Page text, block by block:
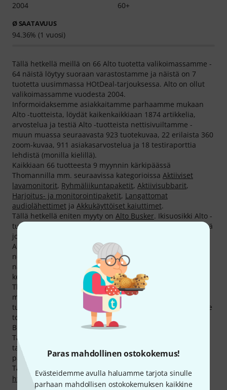
Paras mahdollinen ostokokemus!
Evästeidemme avulla haluamme tarjota sinulle
parhaan mahdollisen ostokokemuksen kaikkine
2004 60+
Ø SAATAVUUS
94.36% (1 vuosi)
Tällä hetkellä meillä on 66 Alto tuotetta valikoimassamme -
64 näistä löytyy suoraan varastostamme ja näistä on 7
tuotetta uusimmassa HOtDeal-tarjouksessa. Alto on ollut
valikoimassamme vuodesta 2004.
Informoidaksemme asiakkaitamme parhaamme mukaan
Alto -tuotteista, löydät kaikenkaikkiaan 1874 artikkelia,
arvostelua ja testiä Alto -tuotteista nettisivuiltamme -
muun muassa seuraavasta 923 tuotekuvaa, 22 erilaista 360
zoom-kuvaa, 911 asiakasarvostelua ja 18 testiraporttia
lehdistä (monilla kielillä).
Kaikkiaan 66 tuotteesta 9 myynnin kärkipäässä
Thomannilla mm. seuraavissa kategorioissa Aktiiviset
lavamonitorit, Ryhmäliikuntapaketit, Aktiivisubbarit,
Harjoitus- ja monitorointipaketit, Langattomat
audiolähettimet ja Akkukäyttöiset kaiuttimet.
Tällä hetkellä eniten myyty on Alto Busker. Ikisuosikki Alto -
tuotteista on seuraava:
. Olemme myyneet näitä
jo 3.000 kappaletta.
Alto -tuotteet kuuluvat eniten vierailtujen joukkoon
nettisivuillamme. Tämän valmistajan jokainen tuote on
näytetty Thomann Cyberstoressa keskimäärin yli 2.000
kertaa.
Thomannilta ostat Alto -tuotteet halvemmalla kuin
muualta. Olemme laskeneet hintoja 52 tämän valmistajan
tuotteista viimeisen kolmen kuukauden aikana. Tämä tulee
todella halvaksi pakettitarjouksillamme ja Creative
Bundleilla, joista saat vielä lisäalennusta.
Tarjoamme Alto -tuotteille myös 30-päivän Money-Back-
takuun, 3-vuoden takuun sekä muita palveluja, kuten
pätevät erikoisasiantuntijat, palvelun paikan päällä jne.
Tarkempia tietoja valmistajasta löydät täältä
http://www.altoproaudio.com